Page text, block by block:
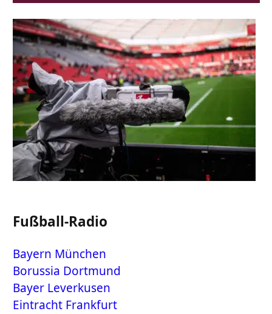
Fußball-Radio
Bayern München
Borussia Dortmund
Bayer Leverkusen
Eintracht Frankfurt